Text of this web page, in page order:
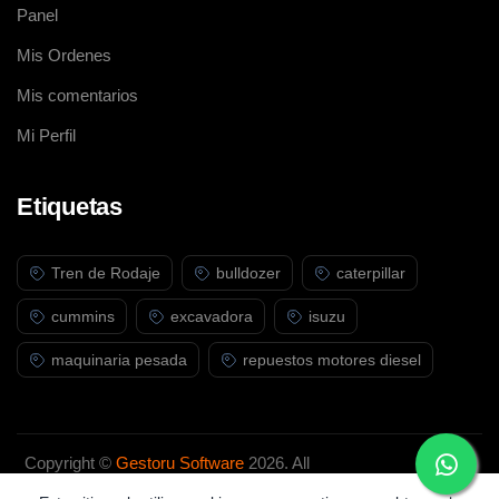
Panel
Mis Ordenes
Mis comentarios
Mi Perfil
Etiquetas
Tren de Rodaje bulldozer caterpillar
cummins excavadora isuzu
maquinaria pesada repuestos motores diesel
Copyright ©Gestoru Software 2026. All